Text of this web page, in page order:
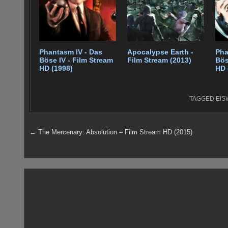
o
k
p
Phantasm IV - Das
Böse IV - Film Stream
HD (1998)
Apocalypse Earth -
Film Stream (2013)
HD
TAGGED
Beitragsnavigation
← The Mercenary: Absolution – Film Stream HD (2015)